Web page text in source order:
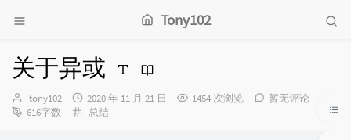
Tony102
关于异或
博
主：
tony102
发
布
2020 年 11 月 21 日 1454 次浏览
暂无评论
616字数
分
总结